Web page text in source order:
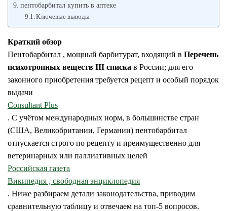
пентобарбитал купить в аптеке
Ключевые выводы
Краткий обзор
Пентобарбитал , мощный барбитурат, входящий в Перечень
психотропных веществ III списка в России; для его
законного приобретения требуется рецепт и особый порядок
выдачи
Consultant Plus
. С учётом международных норм, в большинстве стран
(США, Великобритании, Германии) пентобарбитал
отпускается строго по рецепту и преимущественно для
ветеринарных или паллиативных целей
Российская газета
Википедия , свободная энциклопедия
. Ниже разбираем детали законодательства, приводим
сравнительную таблицу и отвечаем на топ-5 вопросов.